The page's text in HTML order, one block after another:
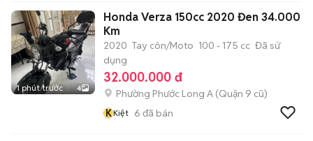
1 phút trước 4
Honda Verza 150cc 2020 Đen 34.000
Km
2020 Tay côn/Moto 100 - 175 cc Đã sử
dụng
32.000.000 đ
Phường Phước Long A (Quận 9 cũ)
KKiệt 6 đã bán